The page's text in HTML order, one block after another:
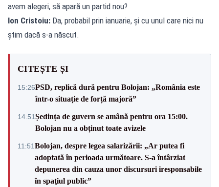
avem alegeri, să apară un partid nou?
Ion Cristoiu: Da, probabil prin ianuarie, și cu unul care nici nu
știm dacă s-a născut.
CITEȘTE ȘI
15:26PSD, replică dură pentru Bolojan: „România este
într-o situație de forță majoră”
14:51Ședința de guvern se amână pentru ora 15:00.
Bolojan nu a obținut toate avizele
11:51Bolojan, despre legea salarizării: „Ar putea fi
adoptată în perioada următoare. S-a întârziat
depunerea din cauza unor discursuri iresponsabile
în spaţiul public”